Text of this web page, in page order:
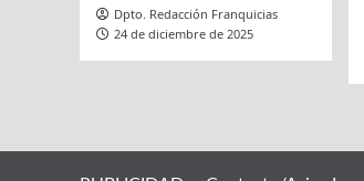
Dpto. Redacción Franquicias
24 de diciembre de 2025